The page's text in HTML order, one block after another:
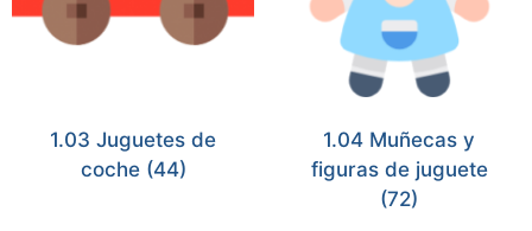
1.03 Juguetes de
coche (44)
1.04 Muñecas y
figuras de juguete
(72)